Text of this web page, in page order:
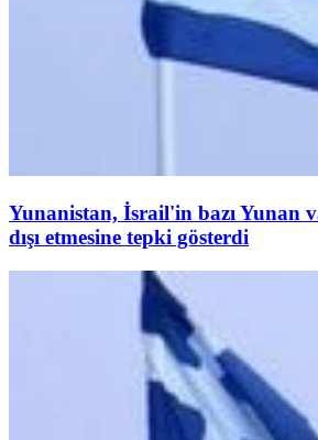
Yunanistan, İsrail'in bazı Yunan
dışı etmesine tepki gösterdi